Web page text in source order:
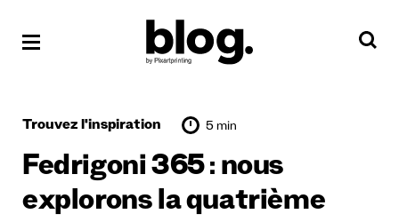
Trouvez l'inspiration 5 min
Fedrigoni 365 : nous
explorons la quatrième